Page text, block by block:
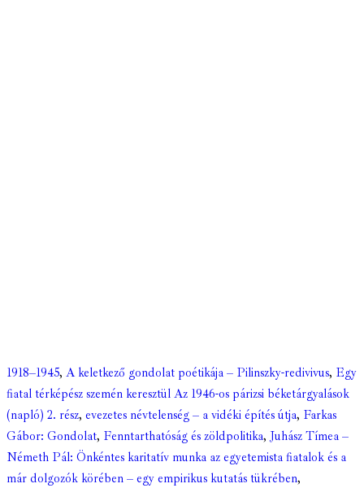
1918–1945, A keletkező gondolat poétikája – Pilinszky-redivivus, Egy
fiatal térképész szemén keresztül Az 1946-os párizsi béketárgyalások
(napló) 2. rész, evezetes névtelenség – a vidéki építés útja, Farkas
Gábor: Gondolat, Fenntarthatóság és zöldpolitika, Juhász Tímea –
Németh Pál: Önkéntes karitatív munka az egyetemista fiatalok és a
már dolgozók körében – egy empirikus kutatás tükrében,